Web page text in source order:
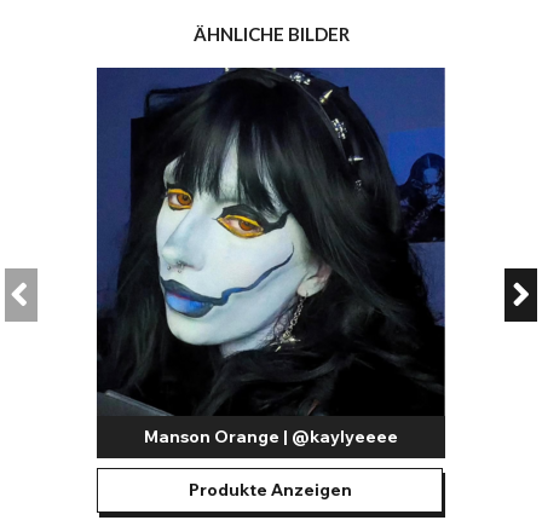
ÄHNLICHE BILDER
Manson Orange | @kaylyeeee
Produkte Anzeigen